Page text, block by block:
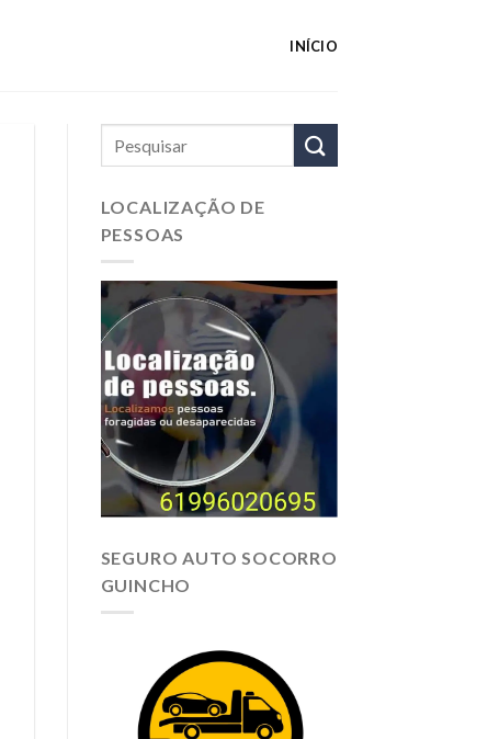
INÍCIO
LOCALIZAÇÃO DE
PESSOAS
SEGURO AUTO SOCORRO
GUINCHO